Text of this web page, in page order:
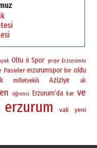
Oltu il Spor proje Erzurumlu
Pasinler erzurumspor bir oldu
milletvekili Aziziye ak
öğrenci Erzurum’da kar ve
erzurum vali yeni